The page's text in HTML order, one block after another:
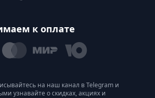
к оплате
на наш канал в Telegram и
узнавайте о скидках, акциях и